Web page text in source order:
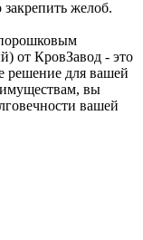
желоб.
от КровЗавод - это
решение для вашей
вы
вашей